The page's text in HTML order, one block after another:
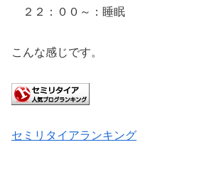
２２：００～：睡眠
こんな感じです。
セミリタイアランキング